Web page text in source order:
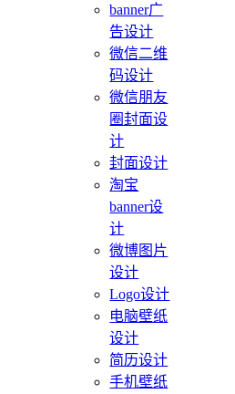
banner广
告设计
微信二维
码设计
微信朋友
圈封面设
计
封面设计
淘宝
banner设
计
微博图片
设计
Logo设计
电脑壁纸
设计
简历设计
手机壁纸